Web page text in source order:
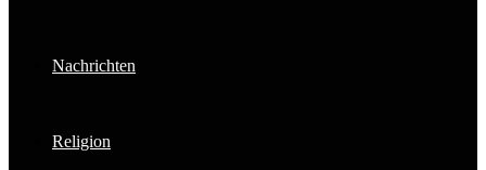
Nachrichten
Religion